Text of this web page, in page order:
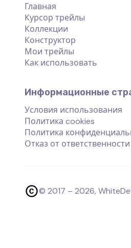
Главная
Курсор трейлы
Коллекции
Конструктор
Мои трейлы
Как использовать
Информационные
Условия использования
Политика cookies
Политика
Отказ от ответственности
© 2017 – 2026,